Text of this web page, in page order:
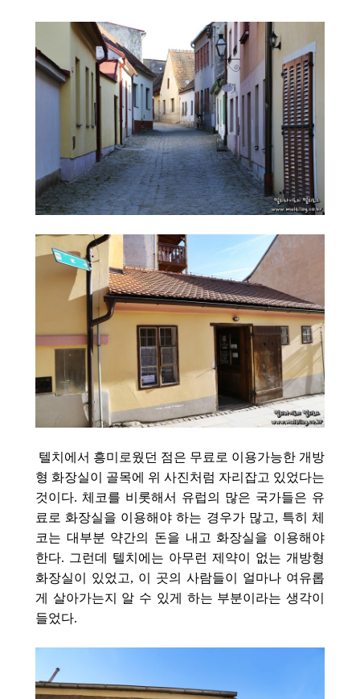
텔치에서 흥미로웠던 점은 무료로 이용가능한 개방
형 화장실이 골목에 위 사진처럼 자리잡고 있었다는
것이다. 체코를 비롯해서 유럽의 많은 국가들은 유
료로 화장실을 이용해야 하는 경우가 많고, 특히 체
코는 대부분 약간의 돈을 내고 화장실을 이용해야
한다. 그런데 텔치에는 아무런 제약이 없는 개방형
화장실이 있었고, 이 곳의 사람들이 얼마나 여유롭
게 살아가는지 알 수 있게 하는 부분이라는 생각이
들었다.